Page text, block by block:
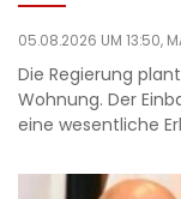
05.08.2026 UM 13:50,
Die Regierung
Wohnung. Der
eine wesentliche